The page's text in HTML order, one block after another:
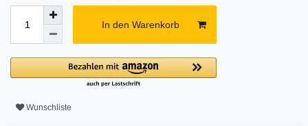
In den Warenkorb
Wunschliste